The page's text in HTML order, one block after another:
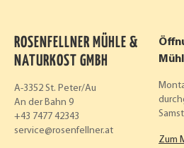
ROSENFELLNER MÜHLE &
NATURKOST GMBH
A-3352 St. Peter/Au
An der Bahn 9
+43 7477 42343
service
rosenfellner.at
Zum